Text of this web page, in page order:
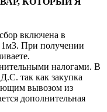
включена в
1м3. При получении
налогами. В
так как закупка
вывозом из
дополнительная